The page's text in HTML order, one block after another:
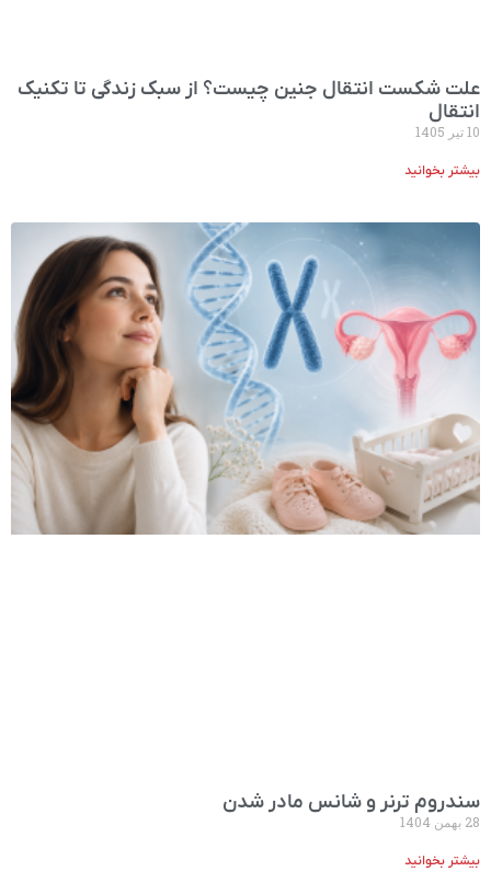
علت شکست انتقال جنین چیست؟ از سبک زندگی تا تکنیک
انتقال
10 تیر 1405
بیشتر بخوانید
سندروم ترنر و شانس مادر شدن
28 بهمن 1404
بیشتر بخوانید